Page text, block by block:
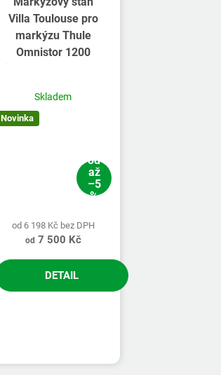
Villa Toulouse pro
markýzu Thule
Omnistor 1200
Skladem
Novinka
od
až
–5
%
od 6 198 Kč bez DPH
od 7 500 Kč
DETAIL